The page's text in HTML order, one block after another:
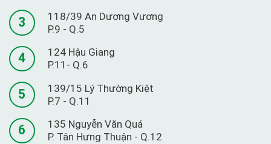
3
118/39 An Dương Vương
P.9 - Q.5
4
124 Hậu Giang
P.11- Q.6
5
139/15 Lý Thường Kiệt
P.7 - Q.11
6
135 Nguyễn Văn Quá
P. Tân Hưng Thuận - Q.12